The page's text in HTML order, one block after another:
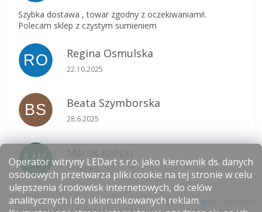
Operator witryny LEDart s.r.o. jako kierownik ds. danych
osobowych przetwarza pliki cookie na tej stronie w celu
ulepszenia środowisk internetowych, do celów
analitycznych i do ukierunkowanych reklam.
Szybka dostawa , towar zgodny z oczekiwaniami!.
Polecam sklep z czystym sumieniem
RO Regina Osmulska
Ocena sklepu to 5 na 5 gwiazdek.
22.10.2025
BS Beata Szymborska
Ocena sklepu to 5 na 5 gwiazdek.
28.6.2025
MK Ocena sklepu to 5 na 5 gwiazdek.
17.6.2025
Zobacz więcej recenzji